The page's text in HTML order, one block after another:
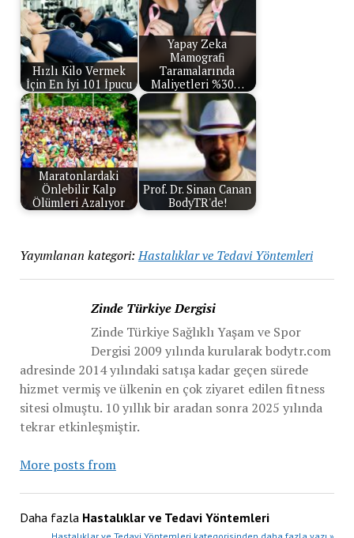
Hızlı Kilo Vermek
İçin En İyi 101 İpucu
Yapay Zeka
Mamografi
Taramalarında
Maliyetleri %30…
Maratonlardaki
Önlebilir Kalp
Ölümleri Azalıyor
Prof. Dr. Sinan Canan
BodyTR'de!
Yayımlanan kategori: Hastalıklar ve Tedavi Yöntemleri
Zinde Türkiye Dergisi
Zinde Türkiye Sağlıklı Yaşam ve Spor
Dergisi 2009 yılında kurularak bodytr.com
adresinde 2014 yılındaki satışa kadar geçen sürede
hizmet vermiş ve ülkenin en çok ziyaret edilen fitness
sitesi olmuştu. 10 yıllık bir aradan sonra 2025 yılında
tekrar etkinleşmiştir.
More posts from
Daha fazla Hastalıklar ve Tedavi Yöntemleri